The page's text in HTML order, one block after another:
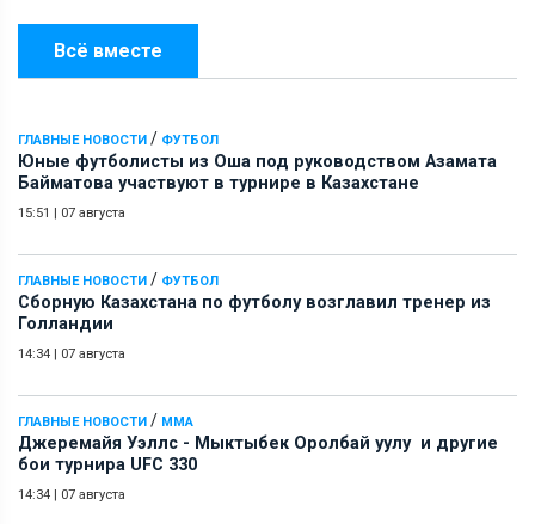
Всё вместе
ГЛАВНЫЕ НОВОСТИ / ФУТБОЛ
Юные футболисты из Оша под руководством Азамата
Байматова участвуют в турнире в Казахстане
15:51 | 07 августа
ГЛАВНЫЕ НОВОСТИ / ФУТБОЛ
Сборную Казахстана по футболу возглавил тренер из
Голландии
14:34 | 07 августа
ГЛАВНЫЕ НОВОСТИ / ММА
Джеремайя Уэллс - Мыктыбек Оролбай уулу и другие
бои турнира UFC 330
14:34 | 07 августа